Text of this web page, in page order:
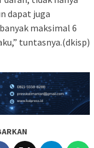
dapat juga
maksimal 6
tuntasnya.(dkisp)